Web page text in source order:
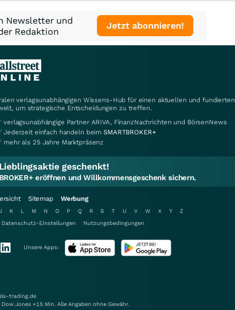
Newsletter und
Redaktion
Jetzt abonnieren!
verlagsunabhängigen Wissens-Hub für einen aktuellen und fundierten
um strategische Entscheidungen zu treffen.
verlagsunabhängige Partner ARIVA, FinanzNachrichten und BörsenNews
Jederzeit einfach handeln beimSMARTBROKER+
mehr als 25 Jahre Marktpräsenz
geschenkt!
eröffnen und Willkommensgeschenk sichern.
Sitemap Werbung
K L M N O P Q R S T U V W X Y
Z
Datenschutz-Einstellungen Nutzungsbedingungen
Unsere Apps:
trading.de
Jones +15 Min. Alle Angaben ohne Gewähr.